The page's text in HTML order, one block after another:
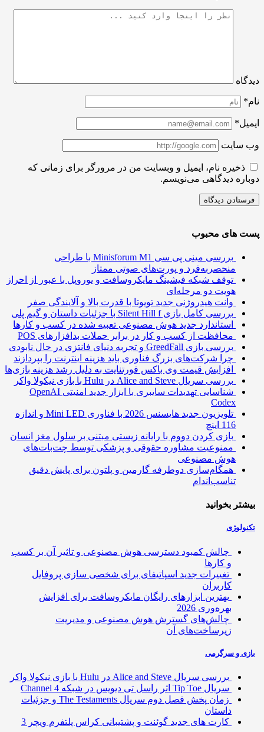
ذخیره نام، ایمیل و وبسایت من در مرورگر برای زمانی که
دیدگاهی می‌نویسم.
های محبوب
بررسی مینی پی ‌سی Minisforum M1 با طراحی
منحصربه‌فرد و پورت‌های صوتی ممتاز
توقف شبکه فیشینگ مایکروسافت و یوروپل با عبور از احراز
هویت دو مرحله‌ای
وانت هیدروژنی جدید تویوتا با قدرت بالا و آلایندگی صفر
بررسی کامل بازی Silent Hill f با جزئیات داستان و گیم پلی
استاندارد جدید هوش مصنوعی تعبیه شده در کسب و کارها
محافظت از کسب و کار در برابر حملات بدافزارهای POS
بررسی بازی GreedFall و تجربه دنیای فانتزی در حال نابودی
چرا شرکت‌های بزرگ فناوری باید هزینه اینترنت را بپردازند
افزایش قیمت وی باکس فورتنایت به دلیل رشد هزینه بازی‌ها
بررسی سریال Alice and Steve در Hulu با بازی نیکولا واکر
شناسایی تهدیدات سایبری با ابزار جدید امنیتی OpenAI
Codex
تلویزیون جدید هایسنس 2026 با فناوری Mini LED و اندازه
بازی کردن دووم با رایانه زیستی مبتنی بر سلول مغز انسان
ممنوعیت مشاوره حقوقی و پزشکی توسط چت‌بات‌های
هوش مصنوعی
همگام‌سازی دوطرفه گارمین و پلتون برای پایش دقیق
تناسب‌اندام
بخوانید
چالش کمبود دسترسی هوش مصنوعی و تاثیر آن بر کسب
و کارها
تغییرات جدید اسپاتیفای برای شخصی سازی پروفایل
کاربران
بهترین ابزارهای رایگان مایکروسافت برای افزایش
بهره‌وری 2026
چالش‌های گسترش هوش مصنوعی و مدیریت
زیرساخت‌های آن
و سرگرمی
بررسی سریال Alice and Steve در Hulu با بازی نیکولا واکر
سریال Tip Toe اثر راسل تی دیویس در شبکه Channel 4
زمان پخش فصل دوم سریال The Testaments و جزئیات
داستان
کارت های جدید گوئنت و پشتیبانی کراس پلتفرم ویچر 3